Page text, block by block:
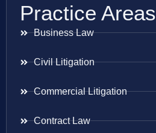
Practice Areas
Business Law
Civil Litigation
Commercial Litigation
Contract Law